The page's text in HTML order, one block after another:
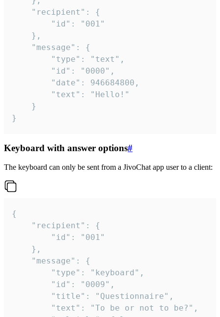
}
Keyboard with answer options#
The keyboard can only be sent from a JivoChat app user to a client:
{